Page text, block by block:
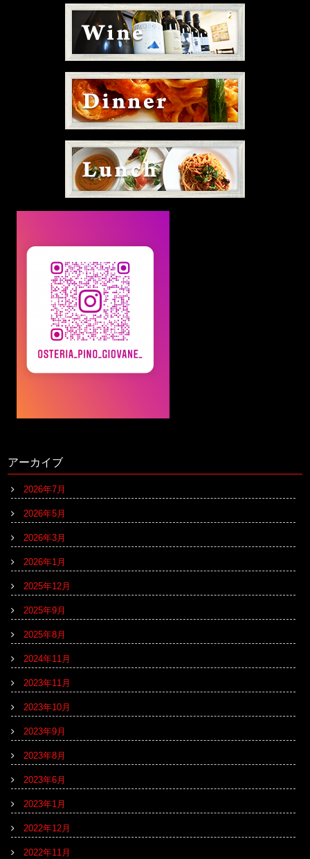
アーカイブ
2026年7月
2026年5月
2026年3月
2026年1月
2025年12月
2025年9月
2025年8月
2024年11月
2023年11月
2023年10月
2023年9月
2023年8月
2023年6月
2023年1月
2022年12月
2022年11月